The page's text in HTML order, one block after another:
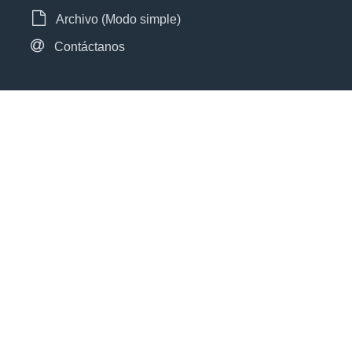
Archivo (Modo simple)
Contáctanos